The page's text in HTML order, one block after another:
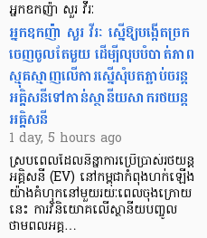
អ្នកឧកញ៉ា សួរ វីរៈ
អ្នកឧកញ៉ា សួរ វីរៈ ស្នើឱ្យបង្កើតច្រក
ចេញចូលតែមួយ ដើម្បីលុបបំបាត់ភាព
ស្មុគស្មាញលើការស្នើសុំបតភ្ជាប់ចរន្ត
អគ្គិសនីទៅកាន់ស្ថានីយសាករថយន្ត
អគ្គិសនី
1 day, 5 hours ago
ស្របពេលដែលនិន្នាការប្រើប្រាស់រថយន្ត
អគ្គិសនី (EV) នៅកម្ពុជាកំពុងហក់ឡើង
យ៉ាងគំហុកនៅមួយរយៈពេលចុងក្រោយ
នេះ ការវិនិយោគលើស្ថានីយបញ្ចូល
ថាមពលអគ្គ…